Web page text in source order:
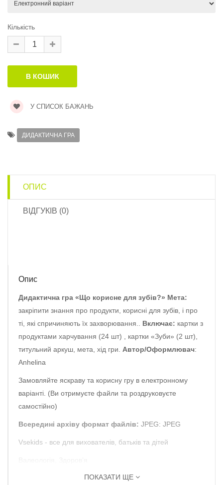
матеріал
Кількість
У СПИСОК БАЖАНЬ
ДИДАКТИЧНА ГРА
ОПИС
ВІДГУКІВ (0)
Опис
Дидактична гра «Що корисне для зубів?» Мета:
закріпити знання про продукти, корисні для зубів, і про
ті, які спричиняють їх захворювання.. Включає: картки з
продуктами харчування (24 шт) , картки «Зуби» (2 шт),
титульний аркуш, мета, хід гри. Автор/Оформлювач:
Anhelina
Замовляйте яскраву та корисну гру в електронному
варіанті. (Ви отримуєте файли та роздруковуєте
самостійно)
Всередині архіву формат файлів: JPEG: JPEG
Vsekids - все для вихователів, батьків та дітей
ПОКАЗАТИ ЩЕ